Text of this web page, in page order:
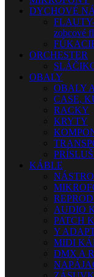
DYCHOVÉ
zobcové
ORCHESTER
OBALY
OBALY
CASE,
RACKY
KRYTY
KÁBLE
AUDIO
PATCH
Y
MIDI
DMX A